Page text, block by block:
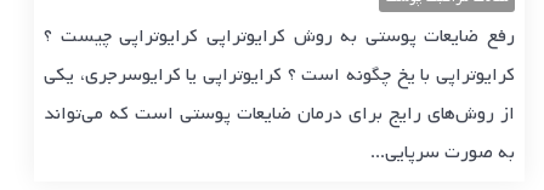
رفع ضایعات پوستی به روش کرایوتراپی کرایوتراپی چیست ؟
کرایوتراپی با یخ چگونه است ؟ کرایوتراپی یا کرایوسرجری، یکی
از روش‌های رایج برای درمان ضایعات پوستی است که می‌تواند
به صورت سرپایی...